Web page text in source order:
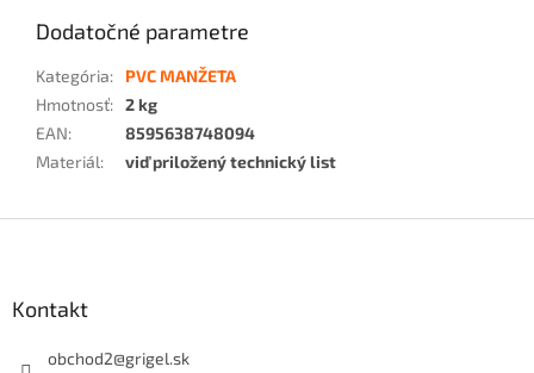
Dodatočné parametre
Kategória:
PVC MANŽETA
Hmotnosť: 2 kg
EAN:
8595638748094
Materiál: viď priložený technický list
Kontakt
obchod2@grigel.sk